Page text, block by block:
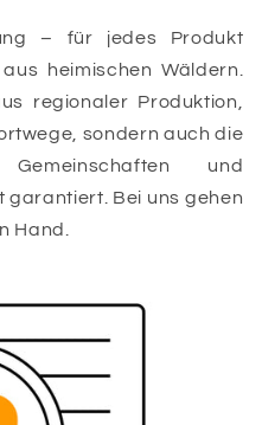
– für jedes Produkt
heimischen Wäldern.
regionaler Produktion,
sondern auch die
und
Bei uns gehen
Hand.